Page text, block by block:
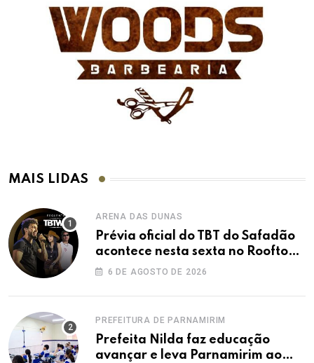
MAIS LIDAS
ARENA DAS DUNAS
Prévia oficial do TBT do Safadão
acontece nesta sexta no Rooftop
Dunas
6 DE AGOSTO DE 2026
PREFEITURA DE PARNAMIRIM
Prefeita Nilda faz educação
avançar e leva Parnamirim ao